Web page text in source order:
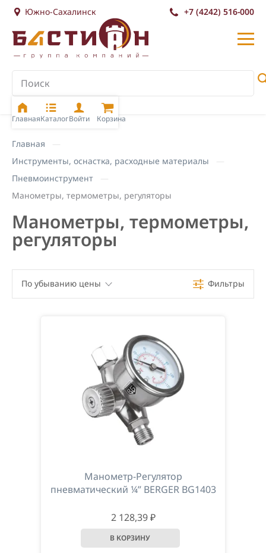
Южно-Сахалинск +7 (4242) 516-000
ГлавнаяКаталогВойти Корзина
Главная
Инструменты, оснастка, расходные материалы
Пневмоинструмент
Манометры, термометры, регуляторы
Манометры, термометры,
регуляторы
По убыванию цены
По наименованию
Фильтры
Манометр-Регулятор
пневматический ¼” BERGER BG1403
2 128,39 ₽